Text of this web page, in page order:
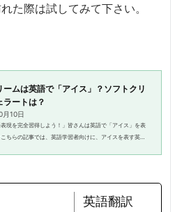
た際は試してみて下さい。
ームは英語で「アイス」？ソフトクリ
ラートは？
月10日
表現を完全習得しよう！」皆さんは英語で「アイス」を表
ちらの記事では、英語学習者向けに、アイスを表す英語
英語翻訳